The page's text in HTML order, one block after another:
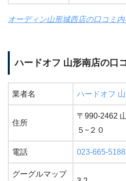
オーディン山形城西店の口コミ
ハードオフ 山形南店の口
業者名 ハードオフ
住所
〒990-2462
５−２０
電話 023-665-5188
グーグルマップ